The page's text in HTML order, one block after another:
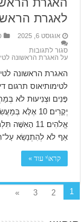
לאגרת
אוגוסט 6, 2025
סגור לתגובות
על האגרת הראשונה לטימותיאוס ב’ 9-15 ‫- פרשנות
פָּנִים וּצְנִיעוּת לֹא
יְקָרִים׃ 10
אַף לֹא לְהִתְנַשֵׂא
קרא\י עוד »
1
2
3
»